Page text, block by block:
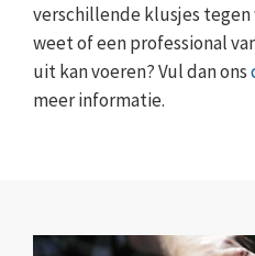
verschillende klusjes tegen
weet of een professional
uit kan voeren? Vul dan ons
meer informatie.